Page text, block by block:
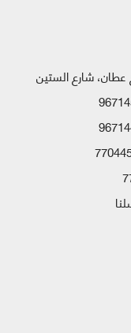
شارع الستين